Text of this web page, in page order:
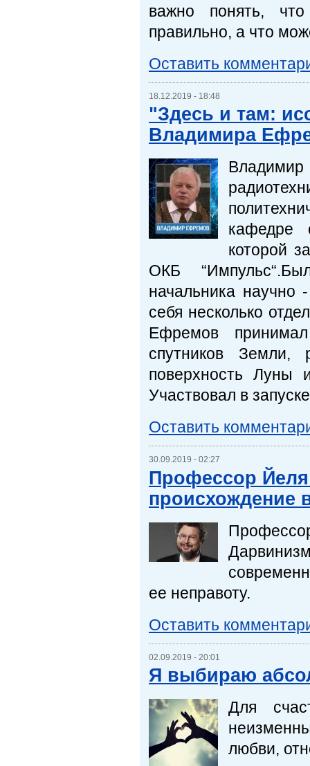
важно понять, что
правильно, а что
Оставить
18.12.2019 - 18:48
"Здесь и там:
Владимира
кафедре
которой
ОКБ
начальника научно
себя несколько
Ефремов
спутников Земли,
поверхность Луны
Участвовал в
Оставить
30.09.2019 - 02:27
Профессор
происхождение
ее неправоту.
Оставить
02.09.2019 - 20:01
Я выбираю
Для
любви,